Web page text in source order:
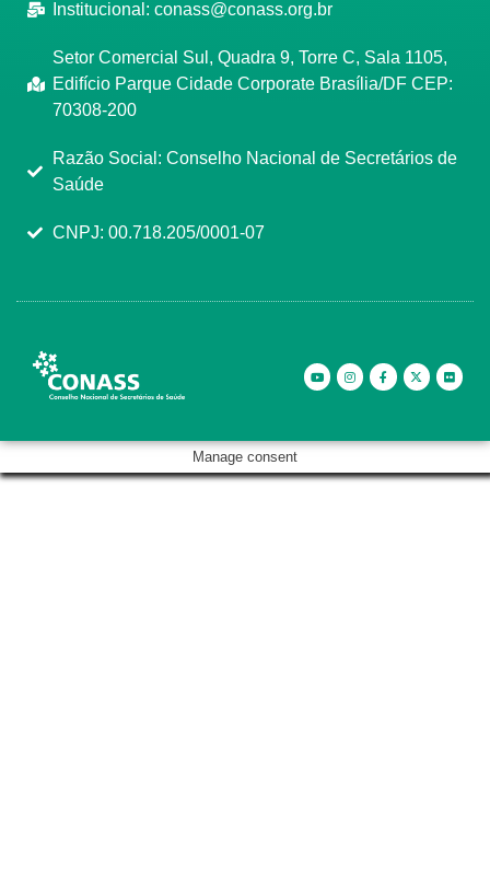
Institucional: conass@conass.org.br
Setor Comercial Sul, Quadra 9, Torre C, Sala 1105,
Edifício Parque Cidade Corporate Brasília/DF CEP:
70308-200
Razão Social: Conselho Nacional de Secretários de
Saúde
CNPJ: 00.718.205/0001-07
Manage consent